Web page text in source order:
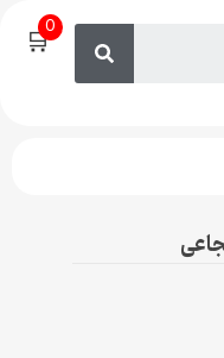
🛒0